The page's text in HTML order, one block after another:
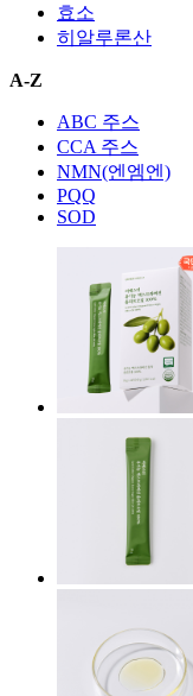
효소
히알루론산
A-Z
ABC 주스
CCA 주스
NMN(엔엠엔)
PQQ
SOD